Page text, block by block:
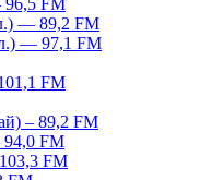
96,5 FM
— 89,2 FM
— 97,1 FM
FM
– 89,2 FM
94,0 FM
FM